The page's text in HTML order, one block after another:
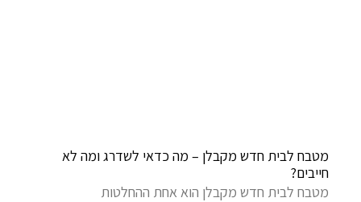
מטבח לבית חדש מקבלן – מה כדאי לשדרג ומה לא
חייבים?
מטבח לבית חדש מקבלן הוא אחת ההחלטות